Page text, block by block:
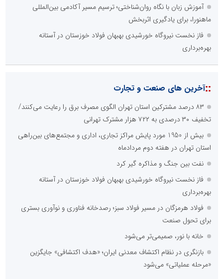
آموزش زبان با نگاه روان‌شناختی؛ ترسیم مسیر آکادمی بین‌المللی
ماهنورا، برای یادگیری اثربخش
فاز نخست نیروگاه خورشیدی بهبهان فولاد خوزستان در آستانه
بهره‌برداری
::آخرین های صنعت و تجارت
۸۳ درصد مشترکین استان تهران الگوی مصرف برق را رعایت می‌کنند/
تخفیف ۳۰ درصدی به ۷۲۲ هزار مشترک تهرانی
بیش از 1950 مورد پایش مراکز تجاری، اداری و مجتمع‌های بین‌راهی
استان تهران در هفته دوم مردادماه
نفت بین جنگ و مذاکره گیر کرد
فاز نخست نیروگاه خورشیدی بهبهان فولاد خوزستان در آستانه
بهره‌برداری
فولاد هرمزگان در مسیر فولاد سبز؛ رصدخانه فناوری و نوآوری بستری
برای تحول صنعت
خانه با نور، صمیمی‌تر می‌شود
بازنگری در نظام اکتشاف معدنی ایران؛ «هدف اکتشافی» جایگزین
«مرحله عملیاتی» می‌شود